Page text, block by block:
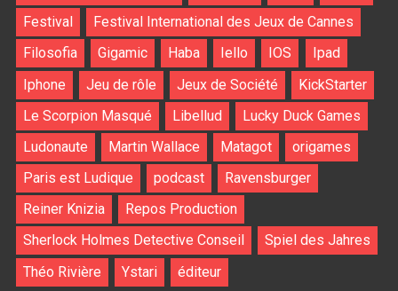
Festival
Festival International des Jeux de Cannes
Filosofia
Gigamic Haba Iello IOS
Ipad
Iphone
Jeu de rôle Jeux de Société
KickStarter
Le Scorpion Masqué
Libellud
Lucky Duck Games
Ludonaute
Martin Wallace Matagot
origames
Paris est Ludique
podcast
Ravensburger
Reiner Knizia
Repos Production
Sherlock Holmes Detective Conseil
Spiel des Jahres
Théo Rivière
Ystari éditeur